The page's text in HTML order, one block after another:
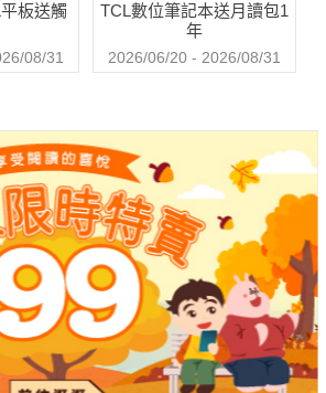
不讀的求生手冊！
研究講座教授兼系主任 葉耀元
板送觸
08/31
TCL數位筆記本送月讀包1
年
2026/06/20 - 2026/08/31